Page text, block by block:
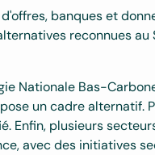
banques et
reconnues au
Nationale Bas-
un cadre alternatif.
Enfin, plusieurs
avec des initiatives